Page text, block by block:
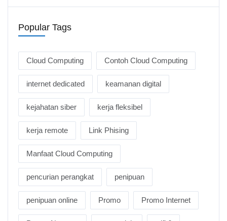
Popular Tags
Cloud Computing Contoh Cloud Computing
internet dedicated keamanan digital
kejahatan siber kerja fleksibel
kerja remote Link Phising
Manfaat Cloud Computing
pencurian perangkat penipuan
penipuan online Promo Promo Internet